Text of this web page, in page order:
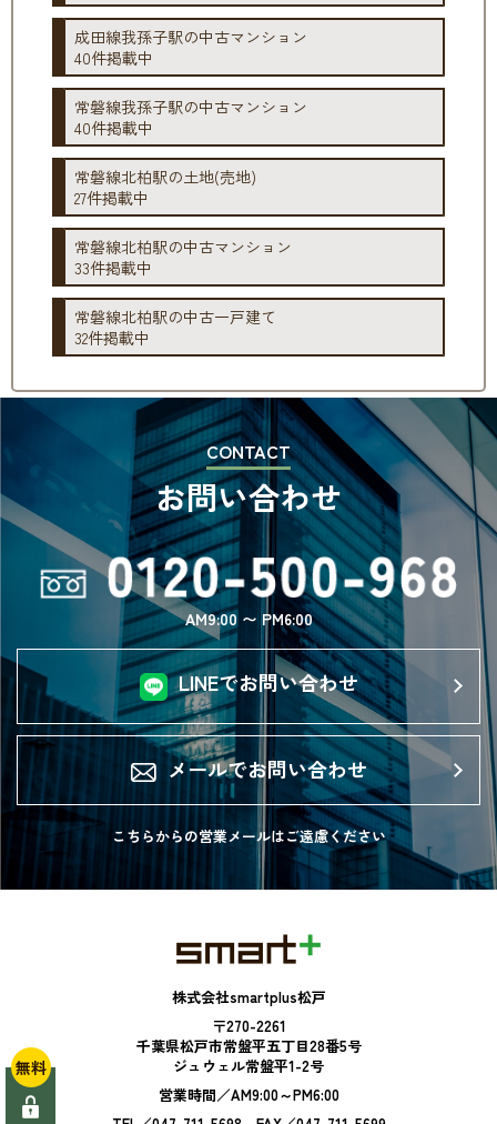
成田線我孫子駅の中古マンション
40件掲載中
常磐線我孫子駅の中古マンション
40件掲載中
常磐線北柏駅の土地(売地)
27件掲載中
常磐線北柏駅の中古マンション
33件掲載中
常磐線北柏駅の中古一戸建て
32件掲載中
CONTACT
お問い合わせ
AM9:00 〜 PM6:00
LINEでお問い合わせ
メールでお問い合わせ
こちらからの営業メールはご遠慮ください
株式会社smartplus松戸
〒270-2261
千葉県松戸市常盤平五丁目28番5号
ジュウェル常盤平1-2号
営業時間／AM9:00～PM6:00
無料